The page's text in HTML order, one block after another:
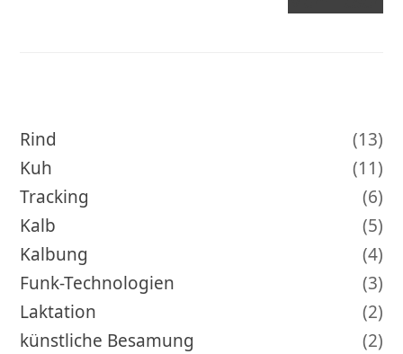
Rind
(13)
Kuh
(11)
Tracking
(6)
Kalb
(5)
Kalbung
(4)
Funk-Technologien
(3)
Laktation
(2)
künstliche Besamung
(2)